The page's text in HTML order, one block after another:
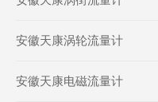
安徽天康涡轮流量计
安徽天康电磁流量计